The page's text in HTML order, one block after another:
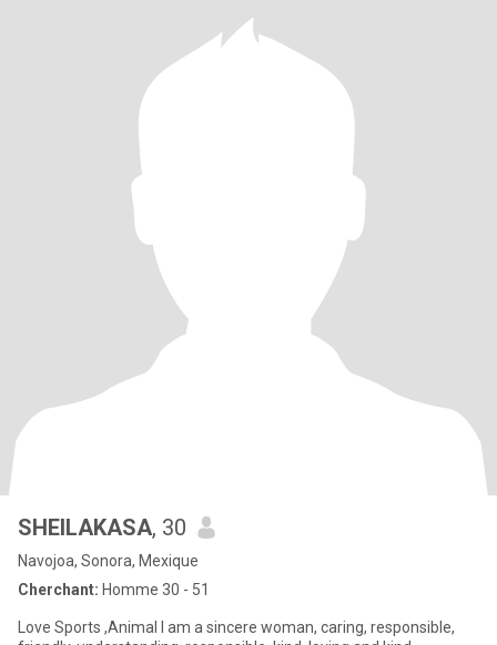
SHEILAKASA, 30
Navojoa, Sonora, Mexique
Cherchant: Homme 30 - 51
Love Sports ,Animal I am a sincere woman, caring, responsible,